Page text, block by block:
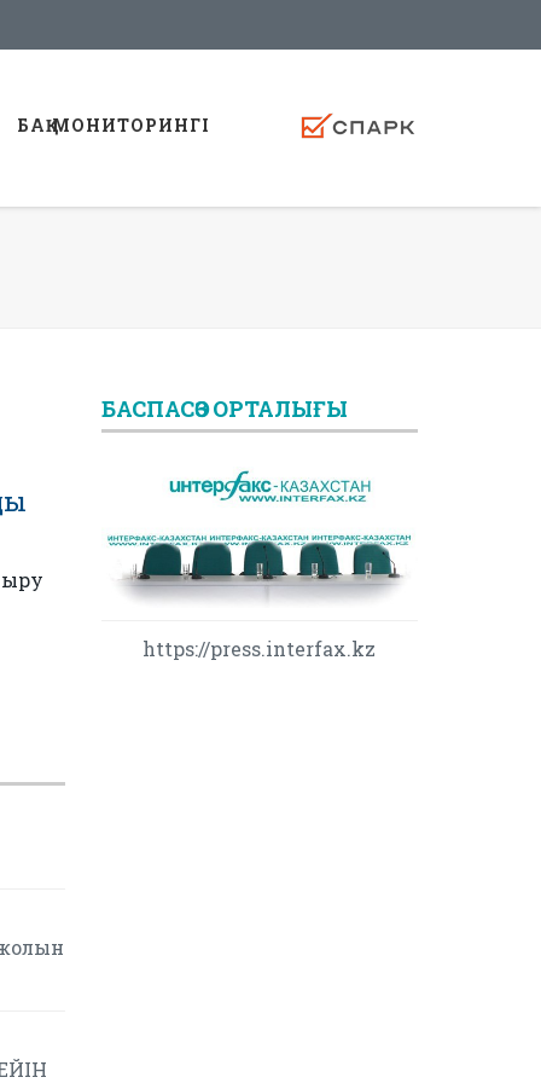
БАҚ МОНИТОРИНГI
БАСПАСӨЗ ОРТАЛЫҒЫ
https://press.interfax.kz